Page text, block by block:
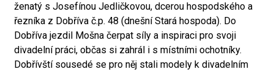
ženatý s Josefínou Jedličkovou, dcerou hospodského a
řezníka z Dobříva č.p. 48 (dnešní Stará hospoda). Do
Dobříva jezdil Mošna čerpat síly a inspiraci pro svoji
divadelní práci, občas si zahrál i s místními ochotníky.
Dobřívští sousedé se pro něj stali modely k divadelním